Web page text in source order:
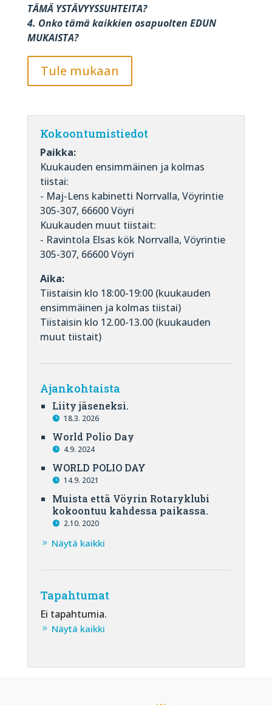
TÄMÄ YSTÄVYYSSUHTEITA?
4. Onko tämä kaikkien osapuolten EDUN
MUKAISTA?
Tule mukaan
Kokoontumistiedot
Paikka:
Kuukauden ensimmäinen ja kolmas
tiistai:
- Maj-Lens kabinetti Norrvalla, Vöyrintie
305-307, 66600 Vöyri
Kuukauden muut tiistait:
- Ravintola Elsas kök Norrvalla, Vöyrintie
305-307, 66600 Vöyri
Aika:
Tiistaisin klo 18:00-19:00 (kuukauden
ensimmäinen ja kolmas tiistai)
Tiistaisin klo 12.00-13.00 (kuukauden
muut tiistait)
Ajankohtaista
Liity jäseneksi.
18.3. 2026
World Polio Day
4.9. 2024
WORLD POLIO DAY
14.9. 2021
Muista että Vöyrin Rotaryklubi
kokoontuu kahdessa paikassa.
2.10. 2020
Näytä kaikki
Tapahtumat
Ei tapahtumia.
Näytä kaikki